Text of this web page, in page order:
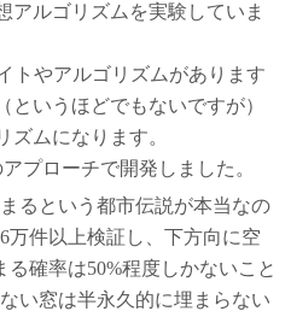
アルゴリズムを実験していま
トやアルゴリズムがあります
いうほどでもないですが）
ズムになります。
プローチで開発しました。
るという都市伝説が本当なの
万件以上検証し、下方向に空
確率は50%程度しかないこと
い窓は半永久的に埋まらない